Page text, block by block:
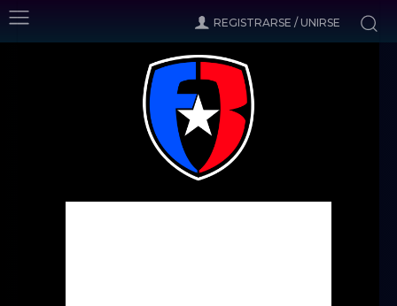
REGISTRARSE / UNIRSE